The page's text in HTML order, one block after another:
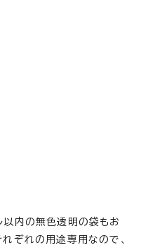
以内の無色透明の袋もお
れぞれの用途専用なので、